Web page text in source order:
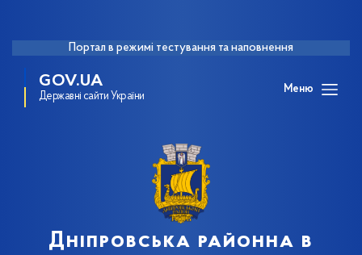
Портал в режимі тестування та наповнення
GOV.UA
Державні сайти України
Меню
Дніпровська районна в